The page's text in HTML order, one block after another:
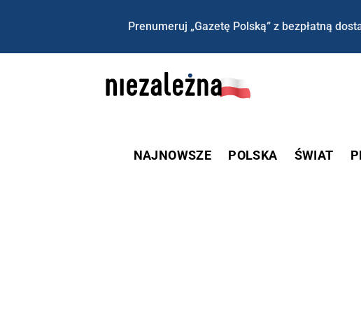
Prenumeruj „Gazetę Polską” z bezpłatną
NAJNOWSZE POLSKA ŚWIAT